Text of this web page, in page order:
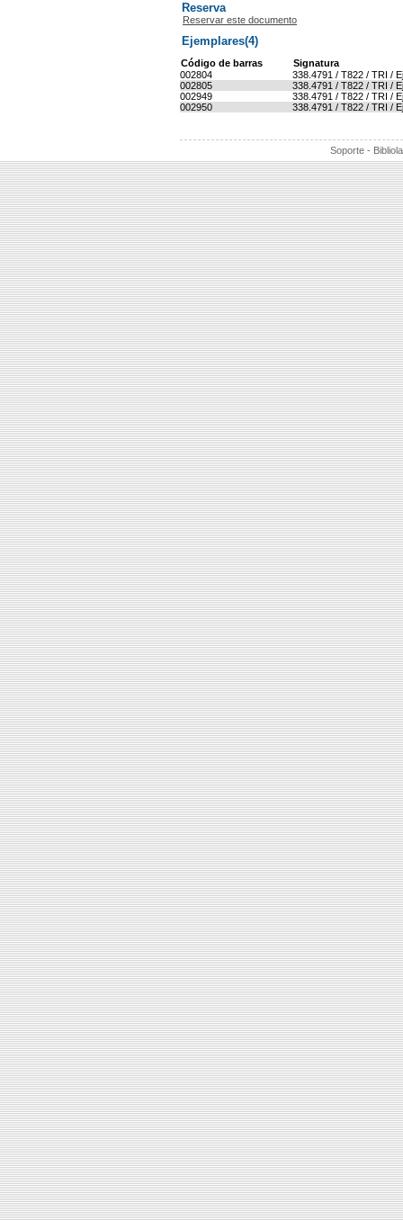
Reserva
Reservar este documento
Ejemplares(4)
Código de barras
Signatura
002804
338.4791 / T822 / TRI /
002805
338.4791 / T822 / TRI /
002949
338.4791 / T822 / TRI /
002950
338.4791 / T822 / TRI /
Soporte -